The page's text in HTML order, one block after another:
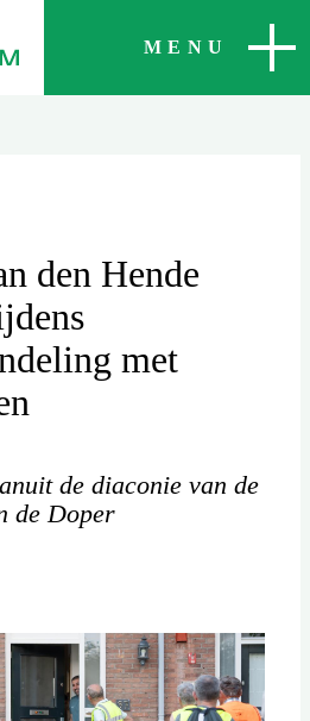
MENU
SLUITEN
den Hende
met
de diaconie van de
de Doper